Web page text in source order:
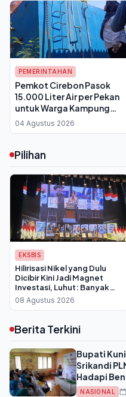
PEMERINTAHAN
Pemkot Cirebon Pasok
15.000 Liter Air per Pekan
untuk Warga Kampung
Cadas Ngampar saat
Kemarau 2026
04 Agustus 2026
Pilihan
EKSBIS
Hilirisasi Nikel yang Dulu
Dicibir Kini Jadi Magnet
Investasi, Luhut: Banyak
yang Antre Temui Bahlil
08 Agustus 2026
Berita Terkini
Bupati
Srikandi
Hadapi
NASIONAL